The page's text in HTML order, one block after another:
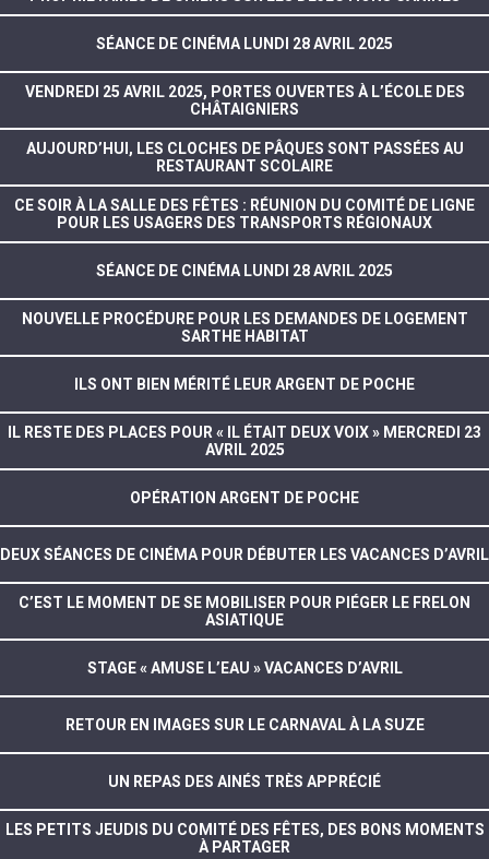
SÉANCE DE CINÉMA LUNDI 28 AVRIL 2025
VENDREDI 25 AVRIL 2025, PORTES OUVERTES À L’ÉCOLE DES
CHÂTAIGNIERS
AUJOURD’HUI, LES CLOCHES DE PÂQUES SONT PASSÉES AU
RESTAURANT SCOLAIRE
CE SOIR À LA SALLE DES FÊTES : RÉUNION DU COMITÉ DE LIGNE
POUR LES USAGERS DES TRANSPORTS RÉGIONAUX
SÉANCE DE CINÉMA LUNDI 28 AVRIL 2025
NOUVELLE PROCÉDURE POUR LES DEMANDES DE LOGEMENT
SARTHE HABITAT
ILS ONT BIEN MÉRITÉ LEUR ARGENT DE POCHE
IL RESTE DES PLACES POUR « IL ÉTAIT DEUX VOIX » MERCREDI 23
AVRIL 2025
OPÉRATION ARGENT DE POCHE
DEUX SÉANCES DE CINÉMA POUR DÉBUTER LES VACANCES D’AVRIL
C’EST LE MOMENT DE SE MOBILISER POUR PIÉGER LE FRELON
ASIATIQUE
STAGE « AMUSE L’EAU » VACANCES D’AVRIL
RETOUR EN IMAGES SUR LE CARNAVAL À LA SUZE
UN REPAS DES AINÉS TRÈS APPRÉCIÉ
LES PETITS JEUDIS DU COMITÉ DES FÊTES, DES BONS MOMENTS
À PARTAGER